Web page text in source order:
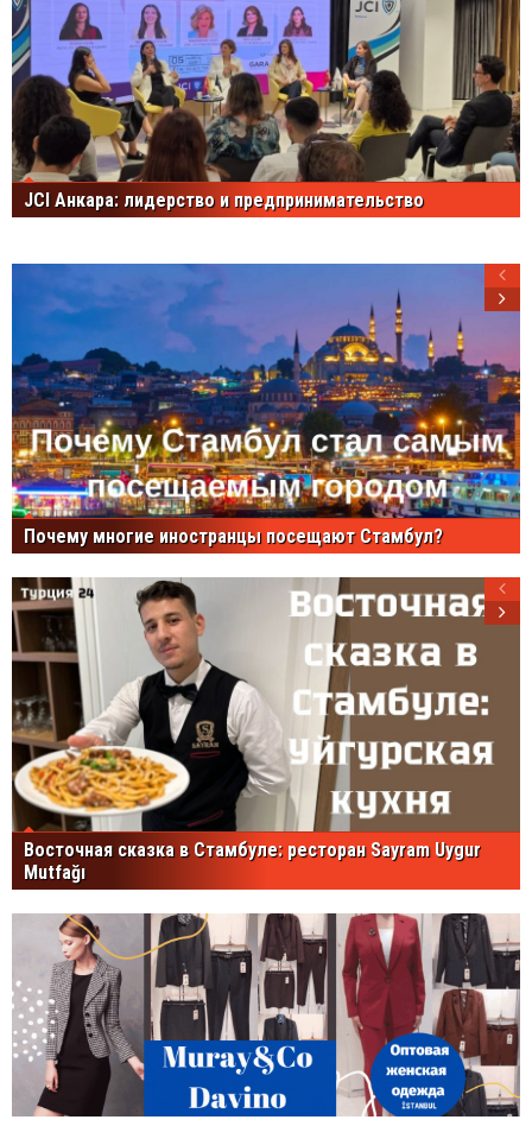
JCI Анкара: лидерство и предпринимательство
Почему многие иностранцы посещают Стамбул?
Восточная сказка в Стамбуле: ресторан Sayram Uygur
Mutfağı